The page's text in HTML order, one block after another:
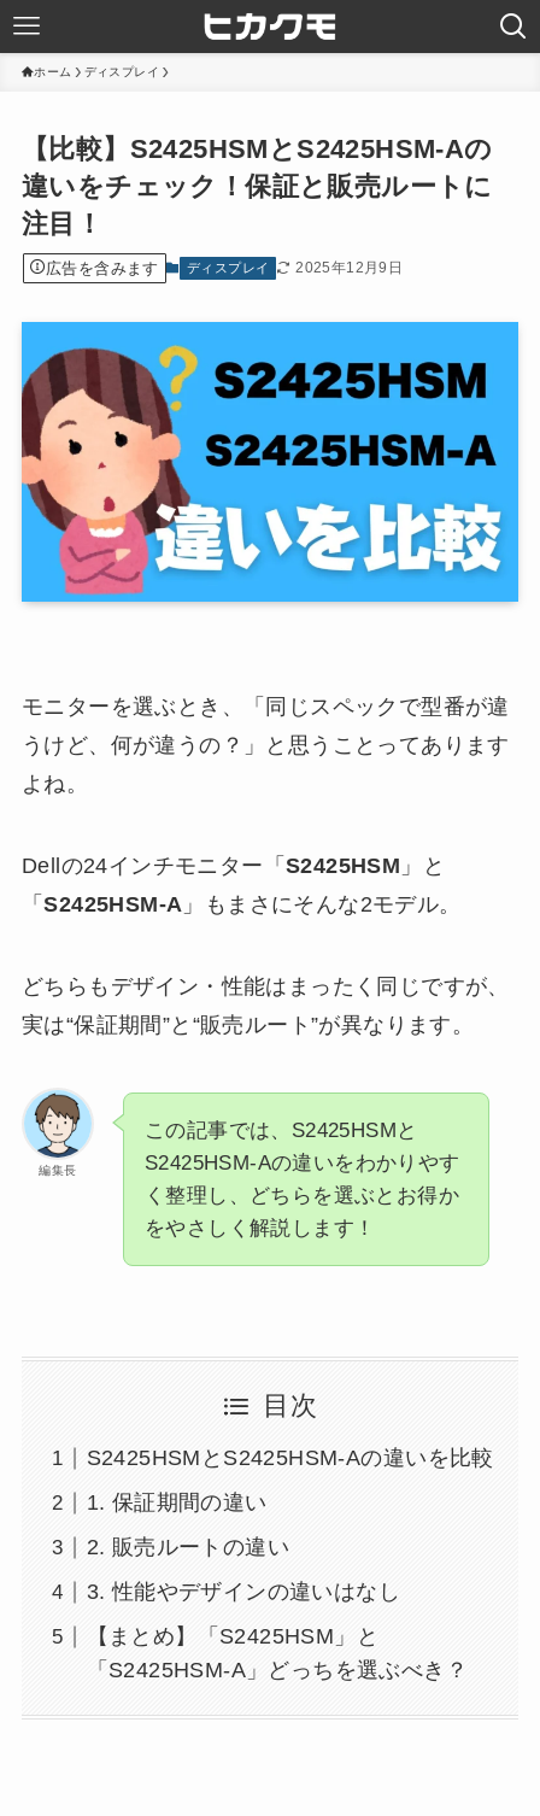
ホーム ディスプレイ
【比較】S2425HSMとS2425HSM-Aの
違いをチェック！保証と販売ルートに
注目！
広告を含みます ディスプレイ 2025年12月9日
モニターを選ぶとき、「同じスペックで型番が違
うけど、何が違うの？」と思うことってあります
よね。
Dellの24インチモニター「 S2425HSM 」と
「S2425HSM-A 」もまさにそんな2モデル。
どちらもデザイン・性能はまったく同じですが、
実は“保証期間”と“販売ルート”が異なります。
編集長
この記事では、S2425HSMと
S2425HSM-Aの違いをわかりやす
く整理し、どちらを選ぶとお得か
をやさしく解説します！
目次
S2425HSMとS2425HSM-Aの違いを比較
1. 保証期間の違い
2. 販売ルートの違い
3. 性能やデザインの違いはなし
【まとめ】「S2425HSM」と
「S2425HSM-A」どっちを選ぶべき？